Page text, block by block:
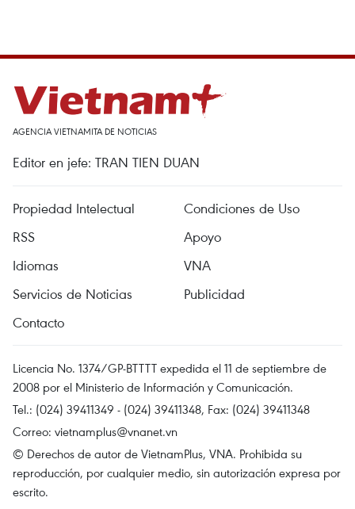
AGENCIA VIETNAMITA DE NOTICIAS
Editor en jefe: TRAN TIEN DUAN
Propiedad Intelectual
Condiciones de Uso
RSS
Apoyo
Idiomas
VNA
Servicios de Noticias
Publicidad
Contacto
Licencia No. 1374/GP-BTTTT expedida el 11 de septiembre de
2008 por el Ministerio de Información y Comunicación.
Tel.: (024) 39411349 - (024) 39411348, Fax: (024) 39411348
Correo: vietnamplus@vnanet.vn
© Derechos de autor de VietnamPlus, VNA. Prohibida su
reproducción, por cualquier medio, sin autorización expresa por
escrito.